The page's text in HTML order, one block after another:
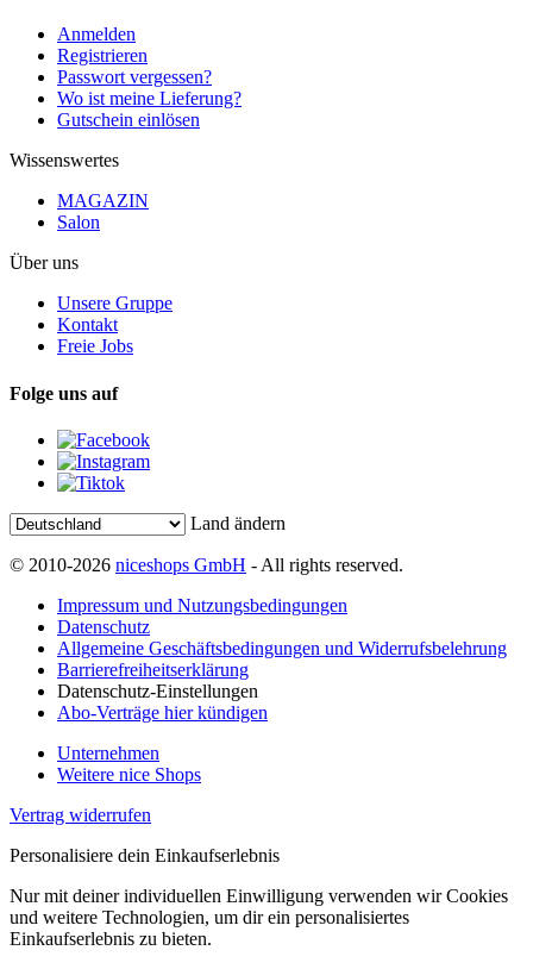
Anmelden
Registrieren
Passwort vergessen?
Wo ist meine Lieferung?
Gutschein einlösen
Wissenswertes
MAGAZIN
Salon
Über uns
Unsere Gruppe
Kontakt
Freie Jobs
Folge uns auf
Land ändern
© 2010-2026 niceshops GmbH - All rights reserved.
Impressum und Nutzungsbedingungen
Datenschutz
Allgemeine Geschäftsbedingungen und Widerrufsbelehrung
Barrierefreiheitserklärung
Datenschutz-Einstellungen
Abo-Verträge hier kündigen
Unternehmen
Weitere nice Shops
Vertrag widerrufen
Personalisiere dein Einkaufserlebnis
Nur mit deiner individuellen Einwilligung verwenden wir Cookies
und weitere Technologien, um dir ein personalisiertes
Einkaufserlebnis zu bieten.